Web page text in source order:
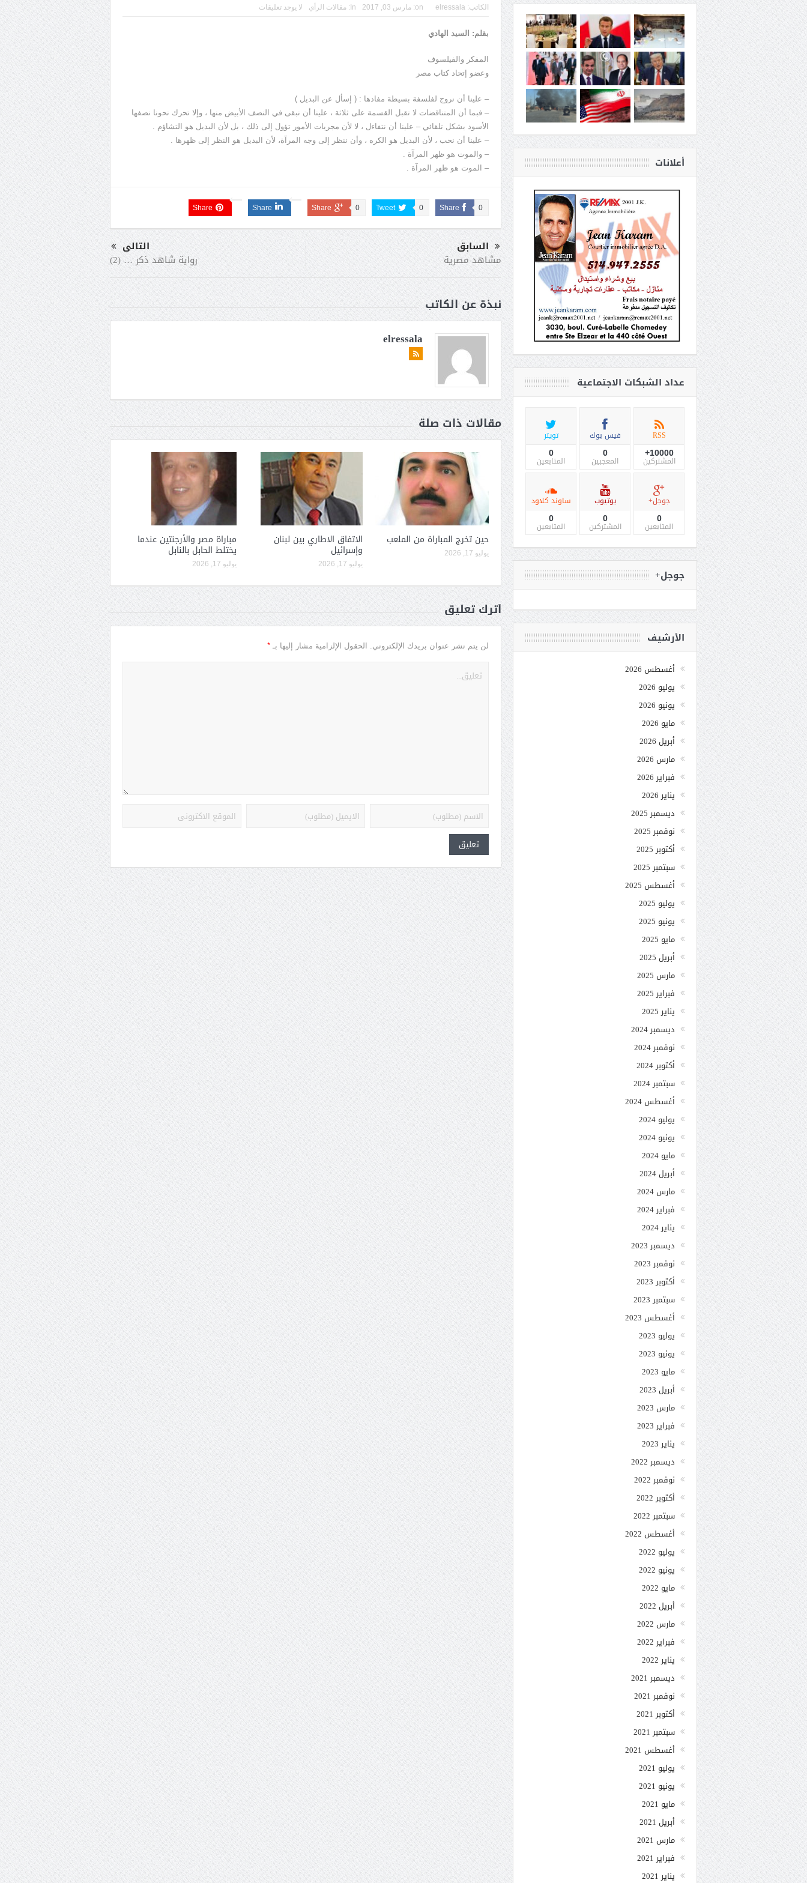
الكاتب: elressala
on: مارس 03, 2017 In: مقالات الرأي لا يوجد تعليقات
بقلم: السيد الهادي
المفكر والفيلسوف
وعضو إتحاد كتاب مصر
– علينا أن نروج لفلسفة بسيطة مفادها : ( إسأل عن البديل )
– فبما أن المتناقضات لا تقبل القسمة على ثلاثة ، علينا أن نبقى في النصف الأبيض منها ، وإلا تحرك نحونا نصفها
الأسود بشكل تلقائي – علينا أن نتفاءل ، لا لأن مجريات الأمور تؤول إلى ذلك ، بل لأن البديل هو التشاؤم .
– علينا أن نحب ، لأن البديل هو الكره ، وأن ننظر إلى وجه المرآة، لأن البديل هو النظر إلى ظهرها .
– والموت هو ظهر المرآة .
– الموت هو ظهر المرآة .
Share 0
Tweet 0
Share 0
Share
Share
السابق
مشاهد مصرية
التالى
رواية شاهد ذكر … (2)
نبذة عن الكاتب
elressala
مقالات ذات صلة
حين تخرج المباراة من الملعب
يوليو 17, 2026
الاتفاق الاطاري بين لبنان
وإسرائيل
يوليو 17, 2026
مباراة مصر والأرجنتين عندما
يختلط الحابل بالنابل
يوليو 17, 2026
أترك تعليق
لن يتم نشر عنوان بريدك الإلكتروني. الحقول الإلزامية مشار إليها بـ *
أعلانات
عداد الشبكات الاجتماعية
RSS
10000+
المشتركين
فيس بوك
0
المعجبين
تويتر
0
المتابعين
جوجل+
0
المتابعين
يوتيوب
0
المشتركين
ساوند كلاود
0
المتابعين
جوجل+
الأرشيف
أغسطس 2026
يوليو 2026
يونيو 2026
مايو 2026
أبريل 2026
مارس 2026
فبراير 2026
يناير 2026
ديسمبر 2025
نوفمبر 2025
أكتوبر 2025
سبتمبر 2025
أغسطس 2025
يوليو 2025
يونيو 2025
مايو 2025
أبريل 2025
مارس 2025
فبراير 2025
يناير 2025
ديسمبر 2024
نوفمبر 2024
أكتوبر 2024
سبتمبر 2024
أغسطس 2024
يوليو 2024
يونيو 2024
مايو 2024
أبريل 2024
مارس 2024
فبراير 2024
يناير 2024
ديسمبر 2023
نوفمبر 2023
أكتوبر 2023
سبتمبر 2023
أغسطس 2023
يوليو 2023
يونيو 2023
مايو 2023
أبريل 2023
مارس 2023
فبراير 2023
يناير 2023
ديسمبر 2022
نوفمبر 2022
أكتوبر 2022
سبتمبر 2022
أغسطس 2022
يوليو 2022
يونيو 2022
مايو 2022
أبريل 2022
مارس 2022
فبراير 2022
يناير 2022
ديسمبر 2021
نوفمبر 2021
أكتوبر 2021
سبتمبر 2021
أغسطس 2021
يوليو 2021
يونيو 2021
مايو 2021
أبريل 2021
مارس 2021
فبراير 2021
يناير 2021